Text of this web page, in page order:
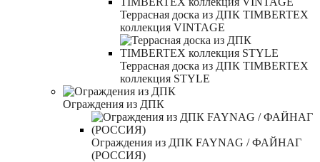
Террасная доска из ДПК TIMBERTEX
коллекция VINTAGE
Террасная доска из ДПК TIMBERTEX
коллекция STYLE
Ограждения из ДПК
Ограждения из ДПК FAYNAG / ФАЙНАГ
(РОССИЯ)